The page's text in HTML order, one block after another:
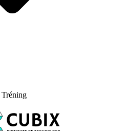
Tréning